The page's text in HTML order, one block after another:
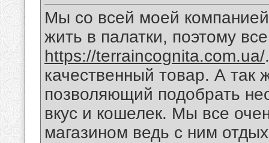
Мы со всей моей
жить в палатки, поэтому
https://terraincognita.com.ua/
качественный товар. А так
позволяющий подобрать
вкус и кошелек. Мы все
магазином ведь с ним